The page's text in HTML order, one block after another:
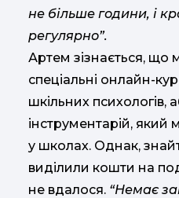
не більше години, і
регулярно”.
Артем зізнається, що
спеціальні онлайн-
шкільних психологів,
інструментарій, який
у школах. Однак,
виділили кошти на
не вдалося. “Немає